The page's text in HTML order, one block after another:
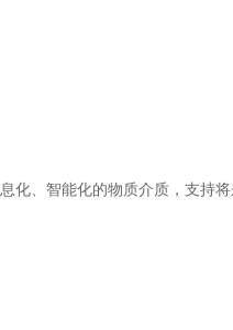
化、智能化的物质介质，支持